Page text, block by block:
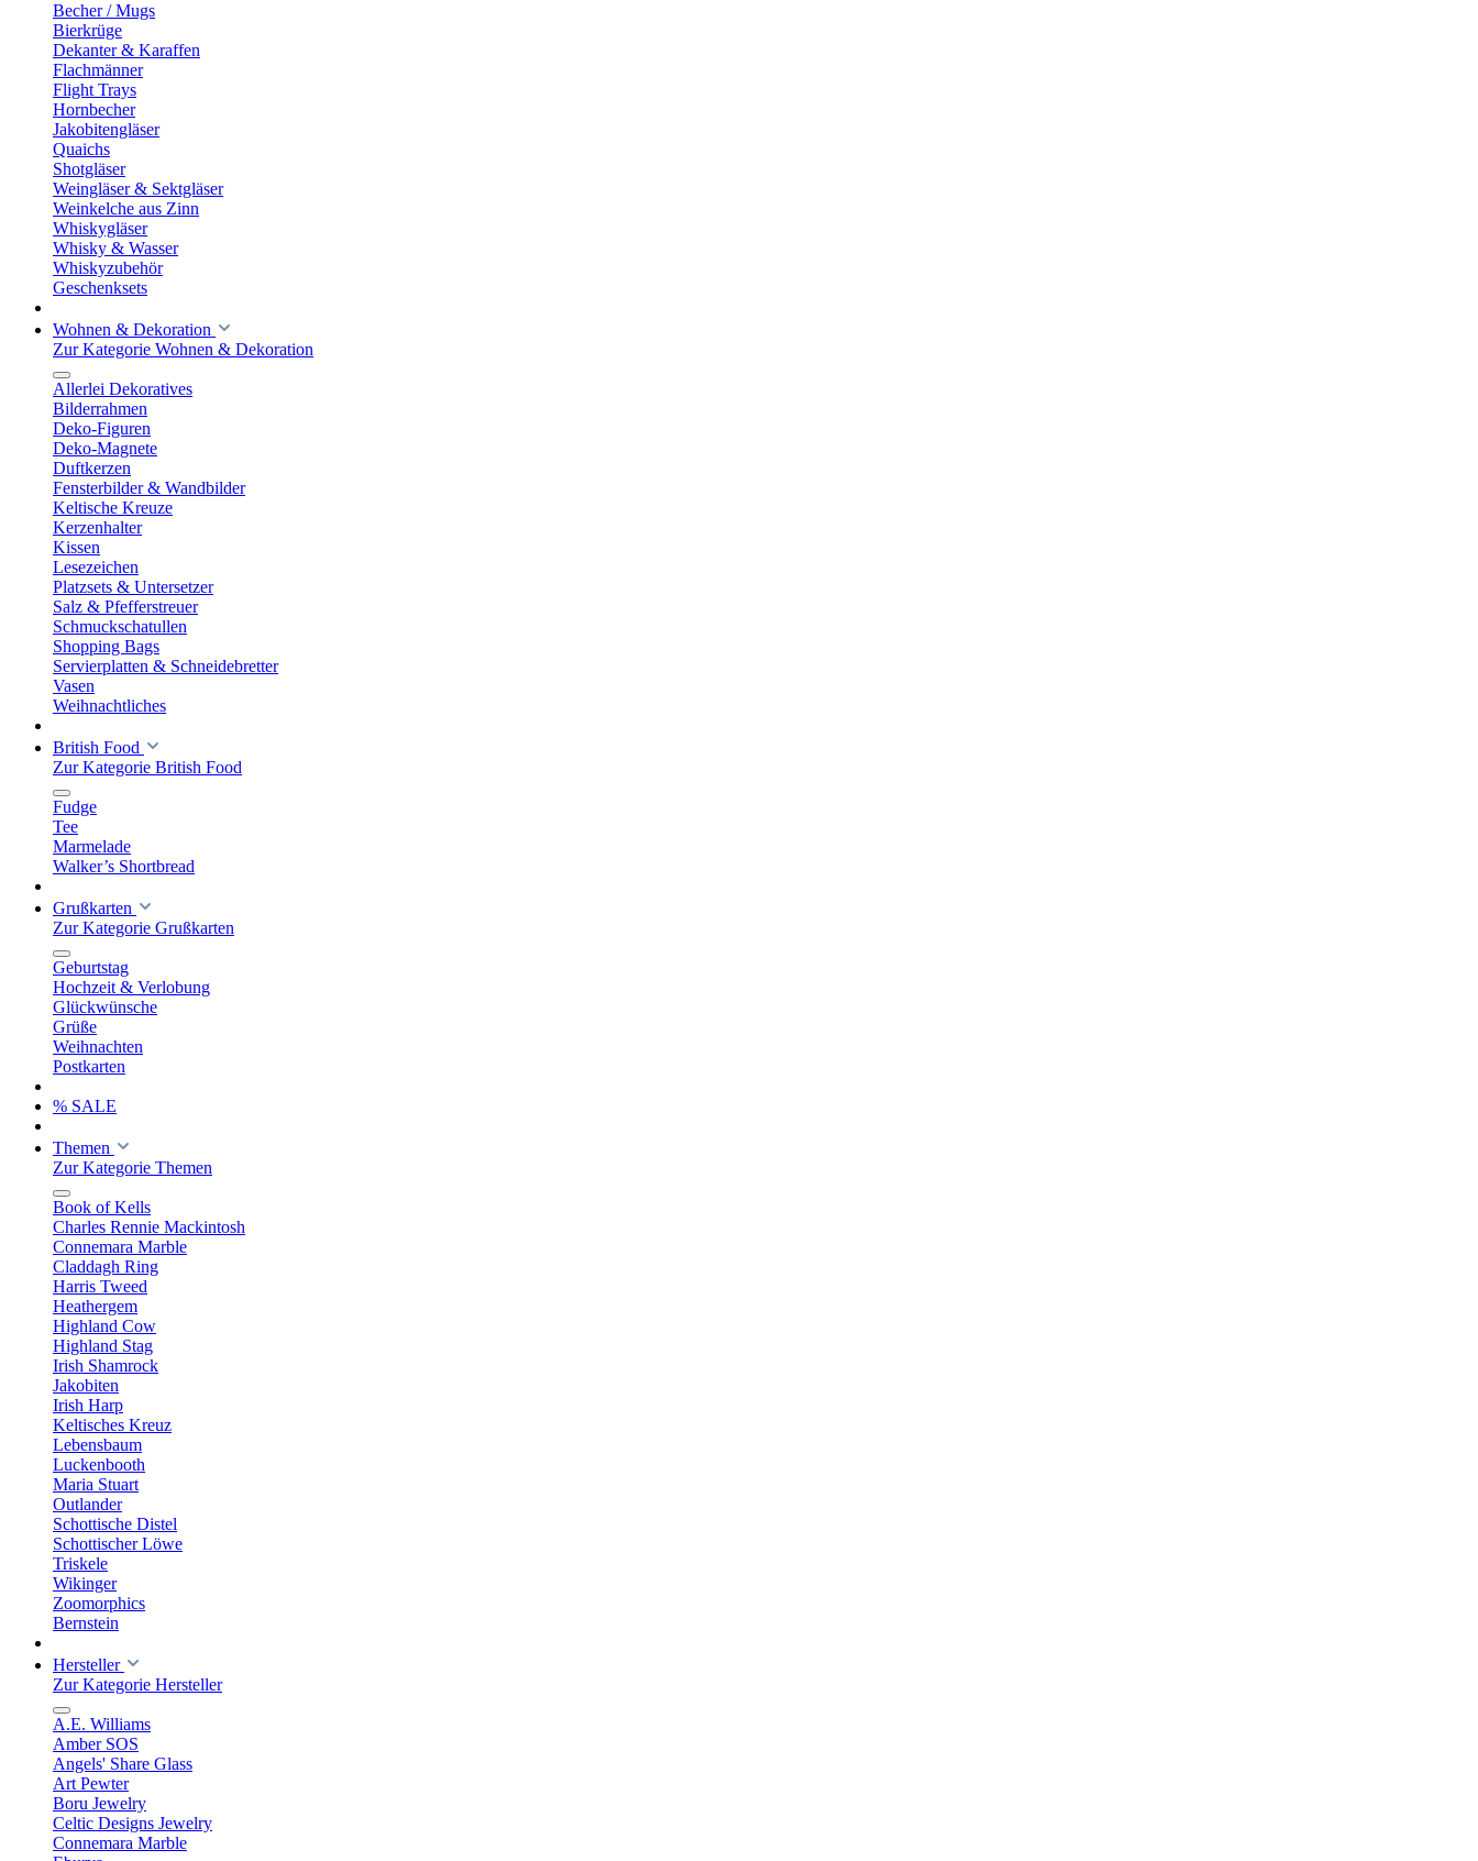
Becher / Mugs
Bierkrüge
Dekanter & Karaffen
Flachmänner
Flight Trays
Hornbecher
Jakobitengläser
Quaichs
Shotgläser
Weingläser & Sektgläser
Weinkelche aus Zinn
Whiskygläser
Whisky & Wasser
Whiskyzubehör
Geschenksets
Wohnen & Dekoration
Zur Kategorie Wohnen & Dekoration
Allerlei Dekoratives
Bilderrahmen
Deko-Figuren
Deko-Magnete
Duftkerzen
Fensterbilder & Wandbilder
Keltische Kreuze
Kerzenhalter
Kissen
Lesezeichen
Platzsets & Untersetzer
Salz & Pfefferstreuer
Schmuckschatullen
Shopping Bags
Servierplatten & Schneidebretter
Vasen
Weihnachtliches
British Food
Zur Kategorie British Food
Fudge
Tee
Marmelade
Walker’s Shortbread
Grußkarten
Zur Kategorie Grußkarten
Geburtstag
Hochzeit & Verlobung
Glückwünsche
Grüße
Weihnachten
Postkarten
% SALE
Themen
Zur Kategorie Themen
Book of Kells
Charles Rennie Mackintosh
Connemara Marble
Claddagh Ring
Harris Tweed
Heathergem
Highland Cow
Highland Stag
Irish Shamrock
Jakobiten
Irish Harp
Keltisches Kreuz
Lebensbaum
Luckenbooth
Maria Stuart
Outlander
Schottische Distel
Schottischer Löwe
Triskele
Wikinger
Zoomorphics
Bernstein
Hersteller
Zur Kategorie Hersteller
A.E. Williams
Amber SOS
Angels' Share Glass
Art Pewter
Boru Jewelry
Celtic Designs Jewelry
Connemara Marble